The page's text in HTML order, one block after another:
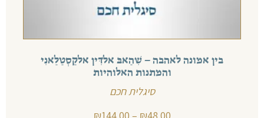
בין אמונה לאהבה – שִׁהַאבּ אלדִּין אלקַסְטַלַאנִי
והמתנות האלוהיות
סיגלית חכם